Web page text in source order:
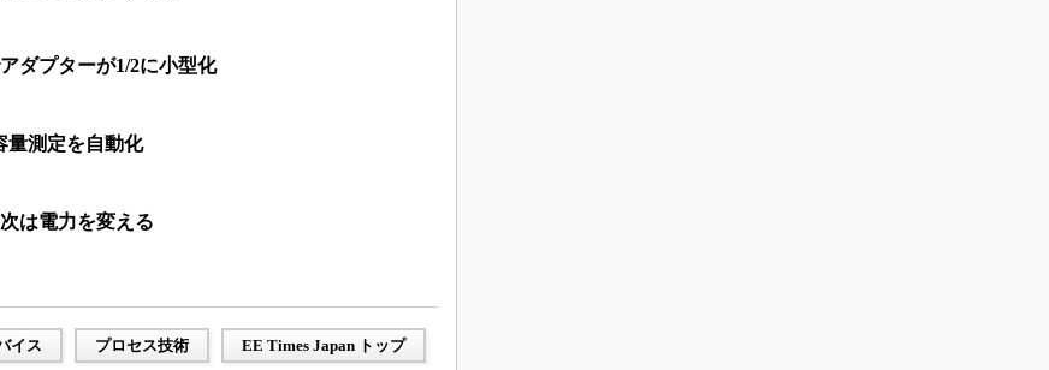
ダプターが1/2に小型化
量測定を自動化
は電力を変える
イス プロセス技術 EE Times Japan トップ